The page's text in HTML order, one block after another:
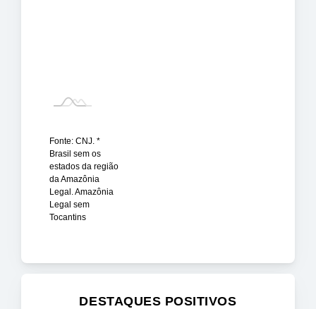
Fonte: CNJ. *
Brasil sem os
estados da região
da Amazônia
Legal. Amazônia
Legal sem
Tocantins
DESTAQUES POSITIVOS